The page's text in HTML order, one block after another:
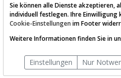
AKTIEN-
Die
TraderFox
Sie können alle Dienste akzeptieren,
individuell festlegen. Ihre Einwilligung
Cookie-Einstellungen im Footer
Weitere Informationen finden Sie in
Einstellungen Nur